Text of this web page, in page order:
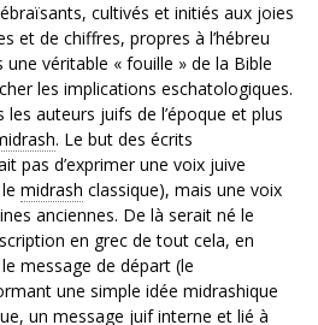
cultivés et initiés aux joies
et de chiffres, propres à l’hébreu
véritable « fouille » de la Bible
les implications eschatologiques.
auteurs juifs de l’époque et plus
. Le but des écrits
pas d’exprimer une voix juive
midrash classique), mais une voix
anciennes. De là serait né le
en grec de tout cela, en
message de départ (le
une simple idée midrashique
un message juif interne et lié à